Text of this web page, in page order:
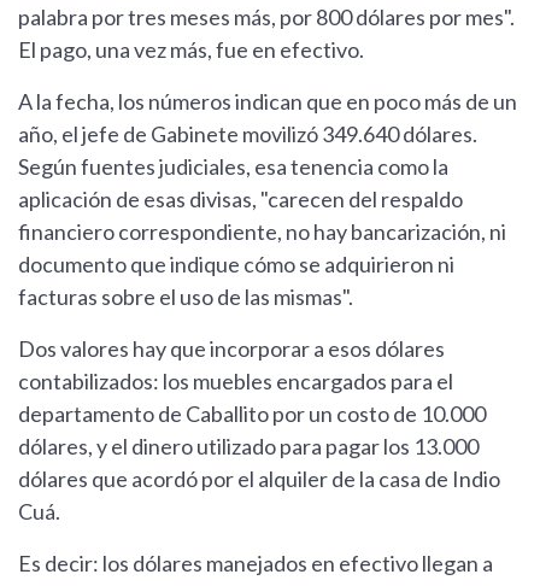
palabra por tres meses más, por 800 dólares por mes".
El pago, una vez más, fue en efectivo.
A la fecha, los números indican que en poco más de un
año, el jefe de Gabinete movilizó 349.640 dólares.
Según fuentes judiciales, esa tenencia como la
aplicación de esas divisas, "carecen del respaldo
financiero correspondiente, no hay bancarización, ni
documento que indique cómo se adquirieron ni
facturas sobre el uso de las mismas".
Dos valores hay que incorporar a esos dólares
contabilizados: los muebles encargados para el
departamento de Caballito por un costo de 10.000
dólares, y el dinero utilizado para pagar los 13.000
dólares que acordó por el alquiler de la casa de Indio
Cuá.
Es decir: los dólares manejados en efectivo llegan a